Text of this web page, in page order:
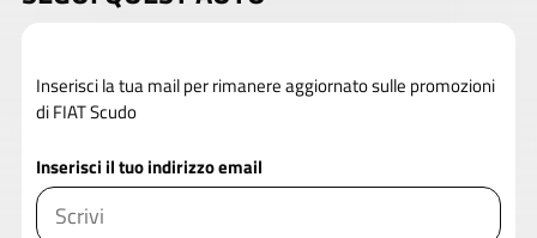
Inserisci la tua mail per rimanere aggiornato sulle promozioni
di FIAT Scudo
Inserisci il tuo indirizzo email